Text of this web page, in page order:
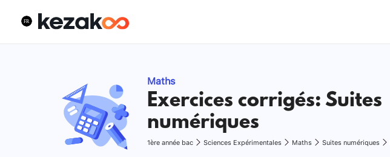
Maths
Exercices corrigés: Suites
numériques
1ère année bac Sciences Expérimentales Maths Suites numériques